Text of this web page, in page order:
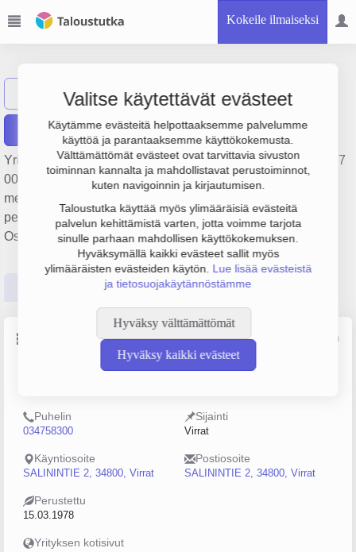
Kokeile ilmaiseksi
Valitse käytettävät evästeet
Käytämme evästeitä helpottaaksemme palvelumme
käyttöä ja parantaaksemme käyttökokemusta.
Välttämättömät evästeet ovat tarvittavia sivuston
toiminnan kannalta ja mahdollistavat perustoiminnot,
kuten navigoinnin ja kirjautumisen.
Taloustutka käyttää myös ylimääräisiä evästeitä
palvelun kehittämistä varten, jotta voimme tarjota
sinulle parhaan mahdollisen käyttökokemuksen.
Hyväksymällä kaikki evästeet sallit myös
ylimääräisten evästeiden käytön. Lue lisää evästeistä
ja tietosuojakäytännöstämme
Hyväksy välttämättömät
Hyväksy kaikki evästeet
Näytä haku A Ahokas-Yhtiöt Oy
Raportit
Yrityksen Ahokas-Yhtiöt Oy liikevaihto on 988 000 €, tulos 87
000 € ja henkilöstömäärä 3. Sen päätoimiala on Maa- ja
metsätalouskoneiden ja -tarvikkeiden tukkukauppa,
perustamisvuosi 1978 ja sijainti Virrat. Yrityksen yhtiömuoto
Osakeyhtiö (OY).
Tilinpäätösluvut Päättäjätiedot
Perustiedot Lähde: YTJ, PRH, Traficom
Henkilöstömäärä
Puhelin
034758300
Sijainti
Virrat
Käyntiosoite
SALININTIE 2, 34800, Virrat
Postiosoite
SALININTIE 2, 34800, Virrat
Perustettu
15.03.1978
Yrityksen kotisivut